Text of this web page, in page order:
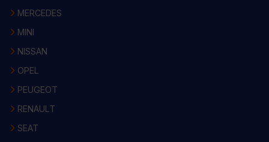
MERCEDES
MINI
NISSAN
OPEL
PEUGEOT
RENAULT
SEAT